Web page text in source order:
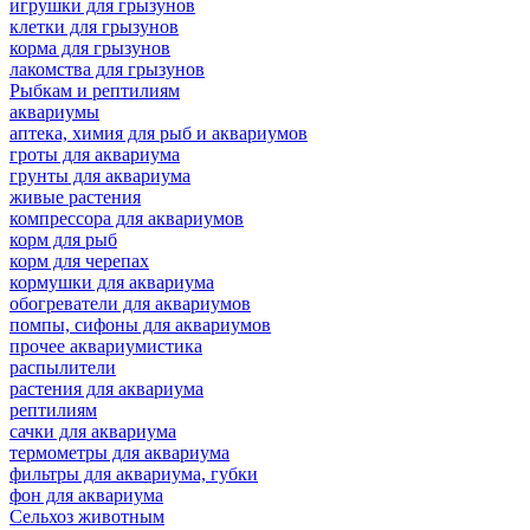
игрушки для грызунов
клетки для грызунов
корма для грызунов
лакомства для грызунов
Рыбкам и рептилиям
аквариумы
аптека, химия для рыб и аквариумов
гроты для аквариума
грунты для аквариума
живые растения
компрессора для аквариумов
корм для рыб
корм для черепах
кормушки для аквариума
обогреватели для аквариумов
помпы, сифоны для аквариумов
прочее аквариумистика
распылители
растения для аквариума
рептилиям
сачки для аквариума
термометры для аквариума
фильтры для аквариума, губки
фон для аквариума
Сельхоз животным